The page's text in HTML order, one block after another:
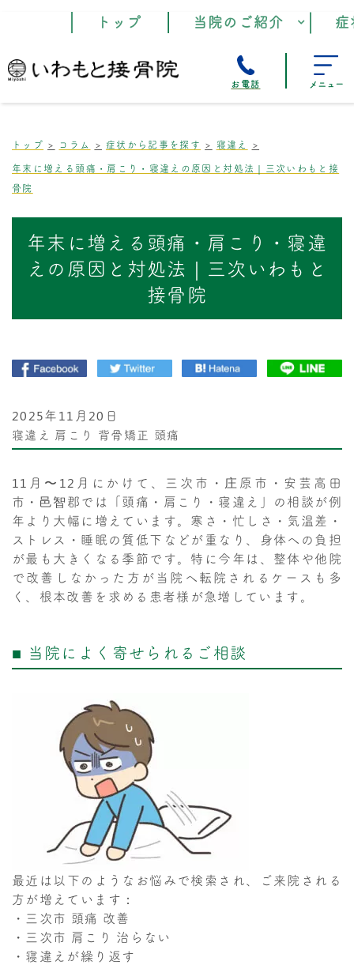
トップ 当院のご紹介
お電話 メニュー
トップ コラム 症状から記事を探す
寝違え
年末に増える頭痛・肩こり・寝違えの原因と対処法｜三次いわもと接
骨院
年末に増える頭痛・肩こり・寝違
えの原因と対処法｜三次いわもと
接骨院
2025年11月20日
寝違え 肩こり 背骨矯正 頭痛
11月〜12月にかけて、三次市・庄原市・安芸高田
市・邑智郡では「頭痛・肩こり・寝違え」の相談が例
年より大幅に増えています。寒さ・忙しさ・気温差・
ストレス・睡眠の質低下などが重なり、身体への負担
が最も大きくなる季節です。特に今年は、整体や他院
で改善しなかった方が当院へ転院されるケースも多
く、根本改善を求める患者様が急増しています。
■ 当院によく寄せられるご相談
最近は以下のようなお悩みで検索され、ご来院される
方が増えています：
・三次市 頭痛 改善
・三次市 肩こり 治らない
・寝違えが繰り返す